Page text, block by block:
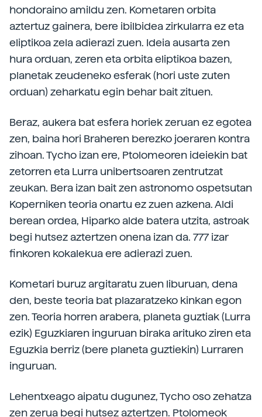
hondoraino amildu zen. Kometaren orbita
aztertuz gainera, bere ibilbidea zirkularra ez eta
eliptikoa zela adierazi zuen. Ideia ausarta zen
hura orduan, zeren eta orbita eliptikoa bazen,
planetak zeudeneko esferak (hori uste zuten
orduan) zeharkatu egin behar bait zituen.
Beraz, aukera bat esfera horiek zeruan ez egotea
zen, baina hori Braheren berezko joeraren kontra
zihoan. Tycho izan ere, Ptolomeoren ideiekin bat
zetorren eta Lurra unibertsoaren zentrutzat
zeukan. Bera izan bait zen astronomo ospetsutan
Koperniken teoria onartu ez zuen azkena. Aldi
berean ordea, Hiparko alde batera utzita, astroak
begi hutsez aztertzen onena izan da. 777 izar
finkoren kokalekua ere adierazi zuen.
Kometari buruz argitaratu zuen liburuan, dena
den, beste teoria bat plazaratzeko kinkan egon
zen. Teoria horren arabera, planeta guztiak (Lurra
ezik) Eguzkiaren inguruan biraka arituko ziren eta
Eguzkia berriz (bere planeta guztiekin) Lurraren
inguruan.
Lehentxeago aipatu dugunez, Tycho oso zehatza
zen zerua begi hutsez aztertzen. Ptolomeok